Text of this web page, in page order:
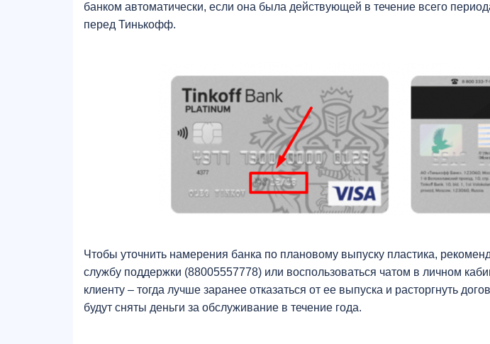
банком автоматически, если она была действующей в течение всего
перед Тинькофф.
Чтобы уточнить намерения банка по плановому выпуску пластика,
службу поддержки (88005557778) или воспользоваться чатом в личном
клиенту – тогда лучше заранее отказаться от ее выпуска и расторгнуть
будут сняты деньги за обслуживание в течение года.